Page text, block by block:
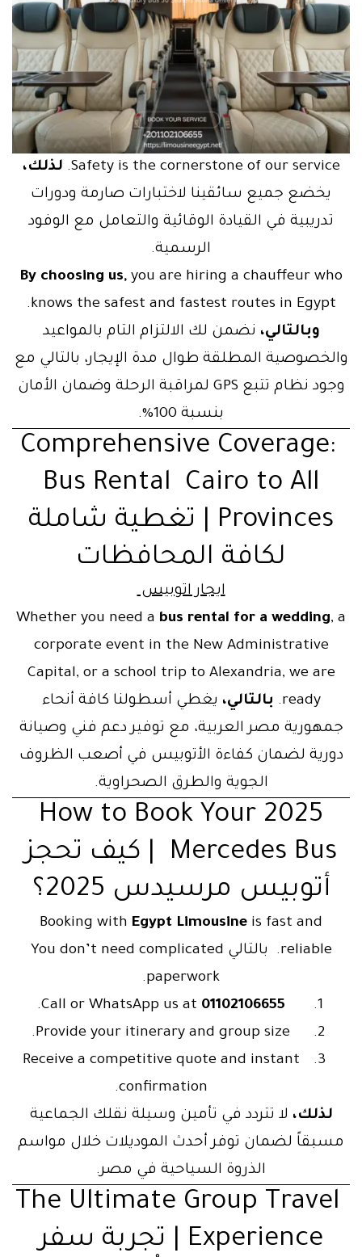
Safety is the cornerstone of our service. لذلك،
يخضع جميع سائقينا لاختبارات صارمة ودورات
تدريبية في القيادة الوقائية والتعامل مع الوفود
الرسمية.
By choosing us, you are hiring a chauffeur who
knows the safest and fastest routes in Egypt.
وبالتالي، نضمن لك الالتزام التام بالمواعيد
والخصوصية المطلقة طوال مدة الإيجار، بالتالي مع
وجود نظام تتبع GPS لمراقبة الرحلة وضمان الأمان
بنسبة 100%.
Comprehensive Coverage:
Bus Rental Cairo to All
Provinces | تغطية شاملة
لكافة المحافظات
ايجار اتوبيس
Whether you need a bus rental for a wedding, a
corporate event in the New Administrative
Capital, or a school trip to Alexandria, we are
ready.
بالتالي، يغطي أسطولنا كافة أنحاء
جمهورية مصر العربية، مع توفير دعم فني وصيانة
دورية لضمان كفاءة الأتوبيس في أصعب الظروف
الجوية والطرق الصحراوية.
How to Book Your 2025
Mercedes Bus | كيف تحجز
أتوبيس مرسيدس 2025؟
Booking with Egypt Limousine is fast and
reliable. بالتالي You don’t need complicated
paperwork.
Call or WhatsApp us at 01102106655
.
Provide your itinerary and group size.
Receive a competitive quote and instant
confirmation.
لذلك، لا تتردد في تأمين وسيلة نقلك الجماعية
مسبقاً لضمان توفر أحدث الموديلات خلال مواسم
الذروة السياحية في مصر.
The Ultimate Group Travel
Experience | تجربة سفر